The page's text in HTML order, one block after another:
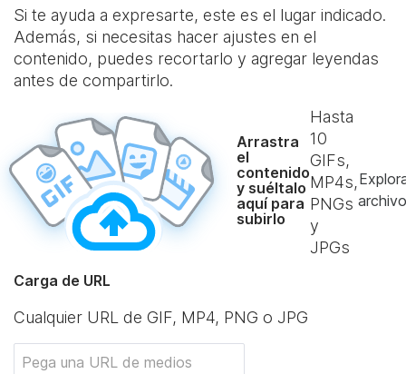
Si te ayuda a expresarte, este es el lugar indicado.
Además, si necesitas hacer ajustes en el
contenido, puedes recortarlo y agregar leyendas
antes de compartirlo.
Arrastra
el
contenido
y suéltalo
aquí para
subirlo
Hasta
10
GIFs,
MP4s,
PNGs
y
JPGs
Carga de URL
Cualquier URL de GIF, MP4, PNG o JPG